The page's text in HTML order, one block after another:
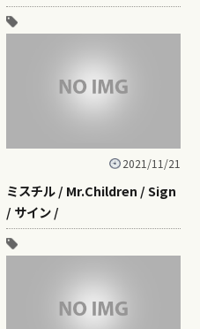
2021/11/21
ミスチル / Mr.Children / Sign
/ サイン /